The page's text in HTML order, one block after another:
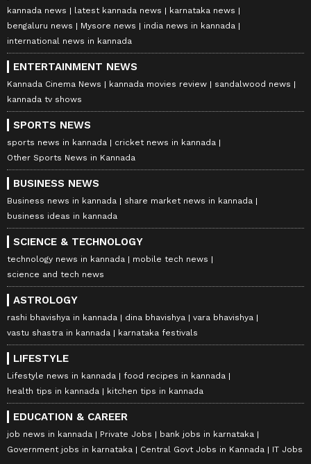
kannada news latest kannada news
karnataka news
bengaluru news
Mysore news
india news in kannada
international news in kannada
ENTERTAINMENT NEWS
Kannada Cinema News kannada movies review
sandalwood news
kannada tv shows
SPORTS NEWS
sports news in kannada
cricket news in kannada
Other Sports News in Kannada
BUSINESS NEWS
Business news in kannada
share market news in kannada
business ideas in kannada
SCIENCE & TECHNOLOGY
technology news in kannada
mobile tech news
science and tech news
ASTROLOGY
rashi bhavishya in kannada dina bhavishya
vara bhavishya
vastu shastra in kannada
karnataka festivals
LIFESTYLE
Lifestyle news in kannada
food recipes in kannada
health tips in kannada
kitchen tips in kannada
EDUCATION & CAREER
job news in kannada Private Jobs
bank jobs in karnataka
Government jobs in karnataka
Central Govt Jobs in Kannada IT Jobs